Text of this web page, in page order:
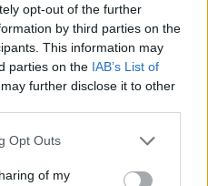
opt-out of the further
by third parties on the
This information may
parties on the IAB’s List of
further disclose it to other
uses one or more Google
behaviour. You may click to
Opt Outs
of my